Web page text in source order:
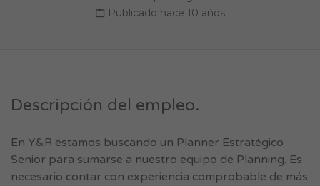
Publicado hace 10 años
Descripción del empleo.
En Y&R estamos buscando un Planner Estratégico
Senior para sumarse a nuestro equipo de Planning. Es
necesario contar con experiencia comprobable de más